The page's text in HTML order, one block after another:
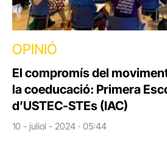
OPINIÓ
El compromís del
la coeducació: Primera
d’USTEC-STEs (IAC)
10 - juliol - 2024 · 05:44